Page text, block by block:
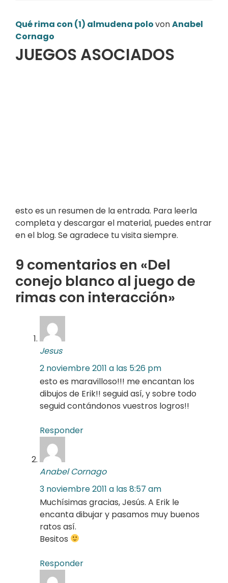
Qué rima con (1) almudena polovonAnabel
Cornago
JUEGOS ASOCIADOS
esto es un resumen de la entrada. Para leerla
completa y descargar el material, puedes entrar
en el blog. Se agradece tu visita siempre.
9 comentarios en «Del
conejo blanco al juego de
rimas con interacción»
Jesus
2 noviembre 2011 a las 5:26 pm
esto es maravilloso!!! me encantan los
dibujos de Erik!! seguid así, y sobre todo
seguid contándonos vuestros logros!!
Responder
Anabel Cornago
3 noviembre 2011 a las 8:57 am
Muchísimas gracias, Jesús. A Erik le
encanta dibujar y pasamos muy buenos
ratos así.
Besitos
Responder